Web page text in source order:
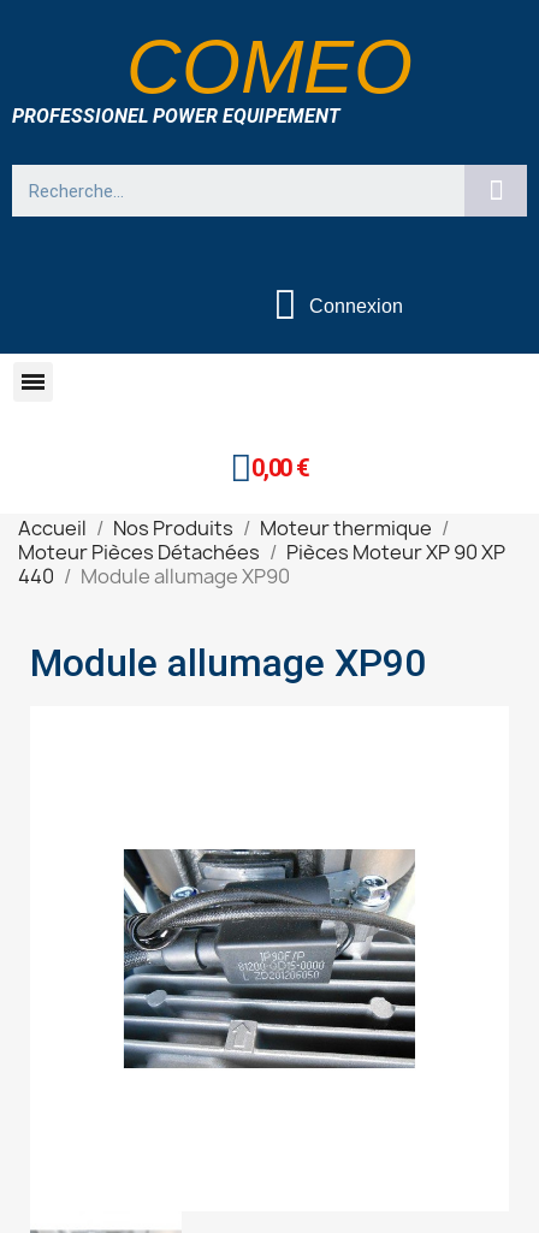
COMEO
PROFESSIONEL POWER EQUIPEMENT
Connexion
0,00 €
Accueil Nos Produits
Moteur thermique
Moteur Pièces Détachées
Pièces Moteur XP 90 XP
440
Module allumage XP90
Module allumage XP90